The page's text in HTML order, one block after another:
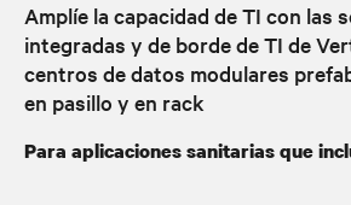
Amplíe la capacidad de TI con las
integradas y de borde de TI de
centros de datos modulares
en pasillo y en rack
Para aplicaciones sanitarias que